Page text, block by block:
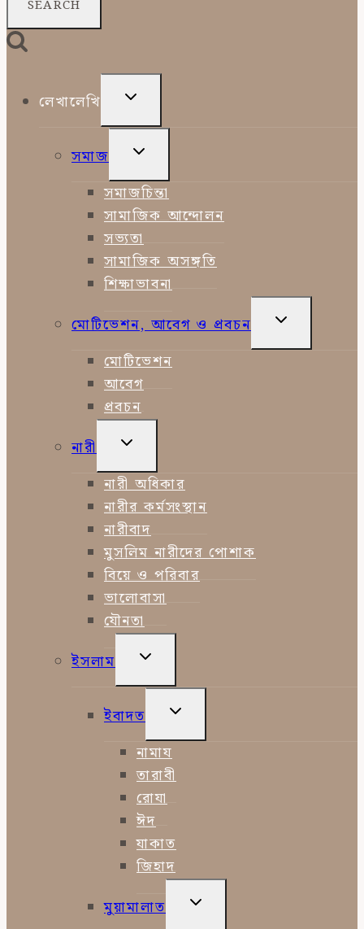
লেখালেখি
TOGGLE
MENU
সমাজ
TOGGLE
MENU
সমাজচিন্তা
সামাজিক আন্দোলন
সভ্যতা
সামাজিক অসঙ্গতি
শিক্ষাভাবনা
মোটিভেশন, আবেগ ও প্রবচন
TOGGLE
মোটিভেশন
আবেগ
প্রবচন
নারী
TOGGLE
MENU
নারী অধিকার
নারীর কর্মসংস্থান
নারীবাদ
মুসলিম নারীদের পোশাক
বিয়ে ও পরিবার
ভালোবাসা
যৌনতা
ইসলাম
TOGGLE
MENU
ইবাদত
TOGGLE
MENU
নামায
তারাবী
রোযা
ঈদ
যাকাত
জিহাদ
মুয়ামালাত
TOGGLE